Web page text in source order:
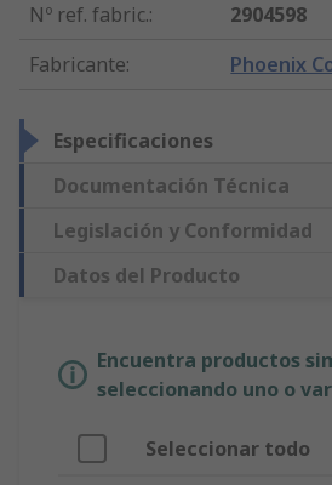
Nº ref. fabric.:
2904598
Fabricante: Phoenix
Especificaciones
Documentación Técnica
Legislación y Conformidad
Datos del Producto
Encuentra productos
seleccionando uno o
Seleccionar todo